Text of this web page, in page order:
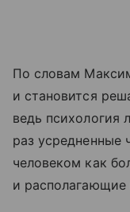
По словам
и становится
ведь психология
раз усредненные
человеком как
и